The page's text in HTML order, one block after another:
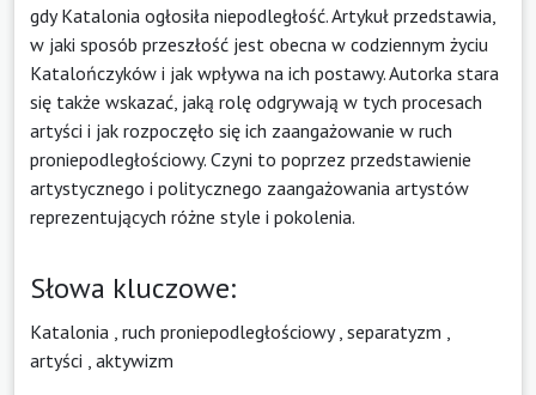
gdy Katalonia ogłosiła niepodległość. Artykuł przedstawia,
w jaki sposób przeszłość jest obecna w codziennym życiu
Katalończyków i jak wpływa na ich postawy. Autorka stara
się także wskazać, jaką rolę odgrywają w tych procesach
artyści i jak rozpoczęło się ich zaangażowanie w ruch
proniepodległościowy. Czyni to poprzez przedstawienie
artystycznego i politycznego zaangażowania artystów
reprezentujących różne style i pokolenia.
Słowa kluczowe:
Katalonia ruch proniepodległościowy, separatyzm
artyści aktywizm